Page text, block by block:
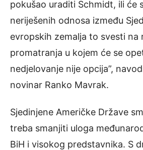
pokušao uraditi Schmidt, ili će
neriješenih odnosa između
evropskih zemalja to svesti na
promatranja u kojem će se
nedjelovanje nije opcija”,
novinar Ranko Mavrak.
Sjedinjene Američke Države
treba smanjiti uloga
BiH i visokog predstavnika. S